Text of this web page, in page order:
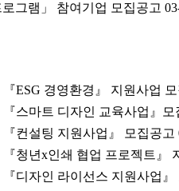
그램」 참여기업 모집공고
ESG 경영환경』 지원사업
스마트 디자인 교육사업』모
컨설팅 지원사업』 모집공고
청년x인쇄 협업 프로젝트』
디자인 라이선스 지원사업』